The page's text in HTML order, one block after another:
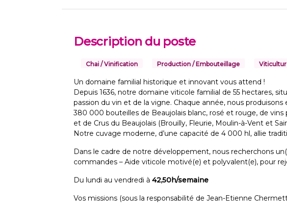
Description du poste
Chai / Vinification Production / Embouteillage
Un domaine familial historique et innovant vous attend !
Depuis 1636, notre domaine viticole familial de 55 hectares,
passion du vin et de la vigne. Chaque année, nous
380 000 bouteilles de Beaujolais blanc, rosé et rouge, de
et de Crus du Beaujolais (Brouilly, Fleurie, Moulin-à-Vent et
Notre cuvage moderne, d’une capacité de 4 000 hl, allie
Dans le cadre de notre développement, nous recherchons
commandes – Aide viticole motivé(e) et polyvalent(e), pour
Du lundi au vendredi à 42,50h/semaine
Vos missions (sous la responsabilité de Jean-Etienne